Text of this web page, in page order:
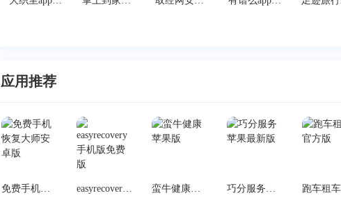
应用推荐
免费手机恢复大师安卓版 easyrecovery手机版免费版 蛮牛健康苹果版 巧分服务苹果最新版